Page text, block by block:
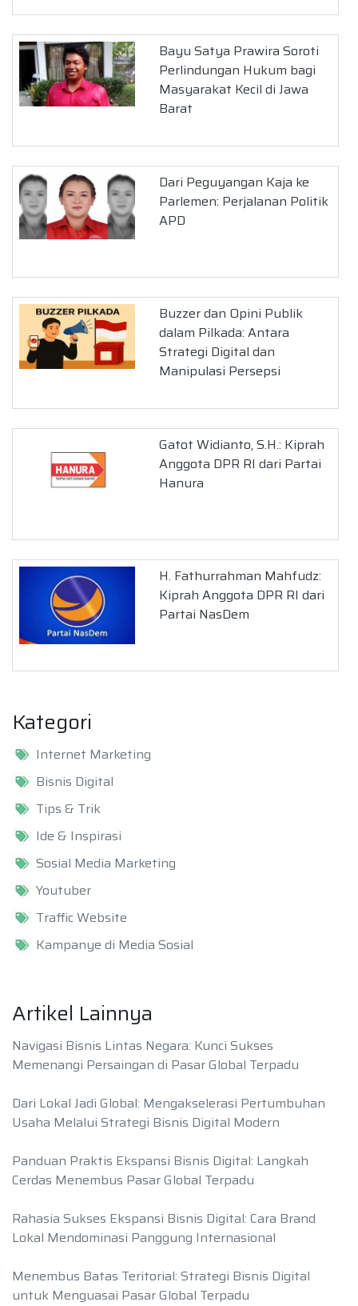
Bayu Satya Prawira Soroti
Perlindungan Hukum bagi
Masyarakat Kecil di Jawa
Barat
Dari Peguyangan Kaja ke
Parlemen: Perjalanan Politik
APD
Buzzer dan Opini Publik
dalam Pilkada: Antara
Strategi Digital dan
Manipulasi Persepsi
Gatot Widianto, S.H.: Kiprah
Anggota DPR RI dari Partai
Hanura
H. Fathurrahman Mahfudz:
Kiprah Anggota DPR RI dari
Partai NasDem
Kategori
Internet Marketing
Bisnis Digital
Tips & Trik
Ide & Inspirasi
Sosial Media Marketing
Youtuber
Traffic Website
Kampanye di Media Sosial
Artikel Lainnya
Navigasi Bisnis Lintas Negara: Kunci Sukses
Memenangi Persaingan di Pasar Global Terpadu
Dari Lokal Jadi Global: Mengakselerasi Pertumbuhan
Usaha Melalui Strategi Bisnis Digital Modern
Panduan Praktis Ekspansi Bisnis Digital: Langkah
Cerdas Menembus Pasar Global Terpadu
Rahasia Sukses Ekspansi Bisnis Digital: Cara Brand
Lokal Mendominasi Panggung Internasional
Menembus Batas Teritorial: Strategi Bisnis Digital
untuk Menguasai Pasar Global Terpadu